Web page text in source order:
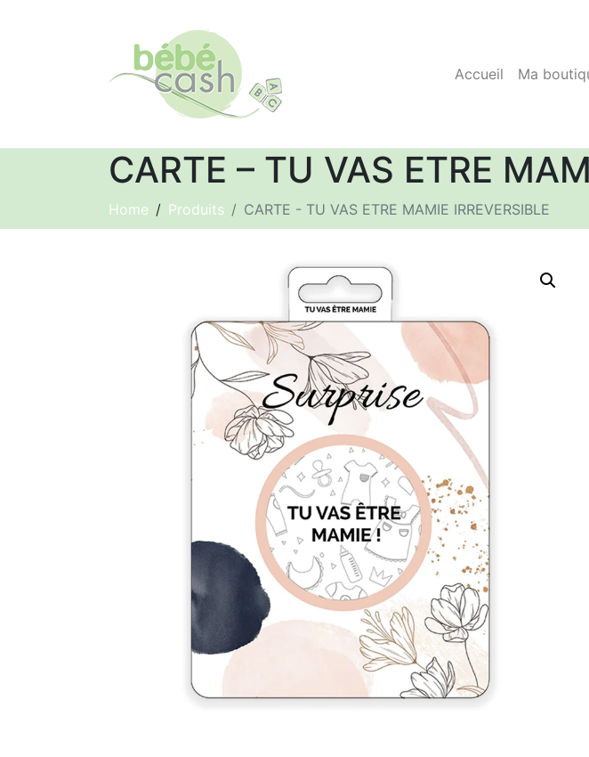
Accueil Ma
CARTE – TU VAS ETRE
Home Produits CARTE - TU VAS ETRE MAMIE IRREVERSIBLE